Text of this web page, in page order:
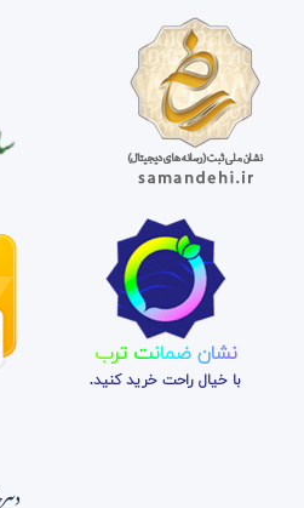
نشان ضمانت ترب
با خیال راحت خرید کنید.